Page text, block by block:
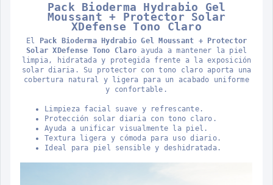
Pack Bioderma Hydrabio Gel
Moussant + Protector Solar
XDefense Tono Claro
El
Pack Bioderma Hydrabio Gel Moussant + Protector
Solar XDefense Tono Claro ayuda a mantener la piel
limpia, hidratada y protegida frente a la exposición
solar diaria. Su protector con tono claro aporta una
cobertura natural y ligera para un acabado uniforme
y confortable.
Limpieza facial suave y refrescante.
Protección solar diaria con tono claro.
Ayuda a unificar visualmente la piel.
Textura ligera y cómoda para uso diario.
Ideal para piel sensible y deshidratada.